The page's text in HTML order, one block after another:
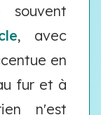
souvent
, avec
en
fur et à
n'est